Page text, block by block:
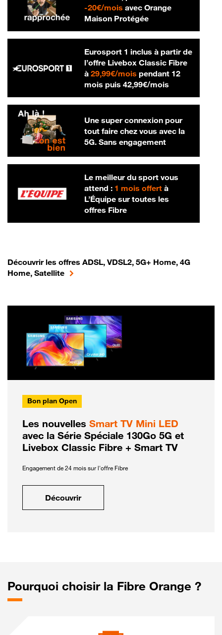
-20€/mois20 € par mois
avec Orange
Maison Protégée
Eurosport 1 inclus à partir de
l’offre Livebox Classic Fibre
à 29,99€/mois29,99 € par mois
pendant 12
mois puis 42,99€/mois42,99 € par
Une super connexion pour
tout faire chez vous avec la
5G. Sans engagement
Le meilleur du sport vous
attend : 1 mois offertà
L’Équipe sur toutes les
offres Fibre
Découvrir les offres ADSL, VDSL2, 5G+ Home, 4G
Home, Satellite
Bon plan Open
Les nouvelles Smart TV Mini LED
avec la Série Spéciale 130Go 5G et
Livebox Classic Fibre + Smart TV
Engagement de 24 mois sur l'offre Fibre
Découvrir
Pourquoi choisir la Fibre Orange ?